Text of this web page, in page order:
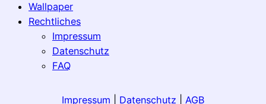
Wallpaper
Rechtliches
Impressum
Datenschutz
FAQ
Impressum Datenschutz AGB